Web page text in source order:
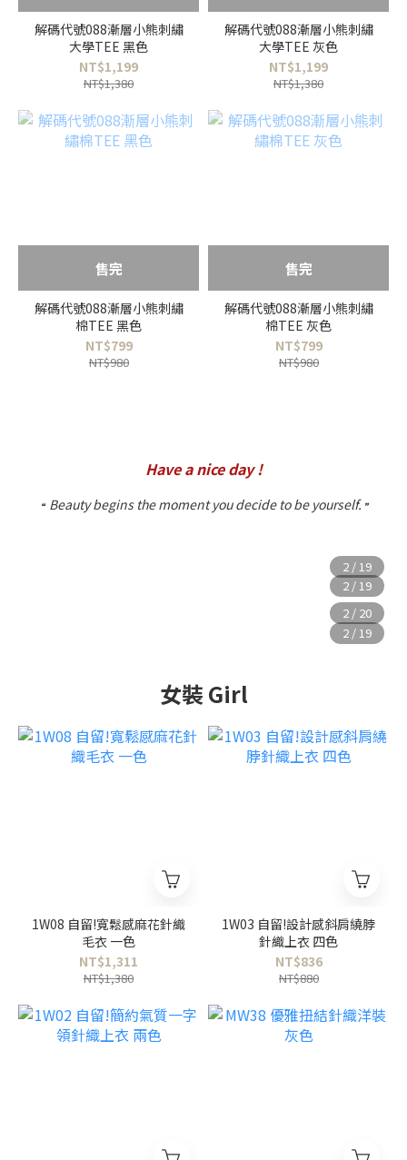
解碼代號088漸層小熊刺繡
大學TEE 黑色
NT$1,199
NT$1,380
解碼代號088漸層小熊刺繡
大學TEE 灰色
NT$1,199
NT$1,380
售完
解碼代號088漸層小熊刺繡
棉TEE 黑色
NT$799
NT$980
售完
解碼代號088漸層小熊刺繡
棉TEE 灰色
NT$799
NT$980
Have a nice day !
❝ Beauty begins the moment you decide to be yourself. ❞
女裝 Girl
1W08 自留!寬鬆感麻花針織
毛衣 一色
NT$1,311
NT$1,380
1W03 自留!設計感斜肩繞脖
針織上衣 四色
NT$836
NT$880